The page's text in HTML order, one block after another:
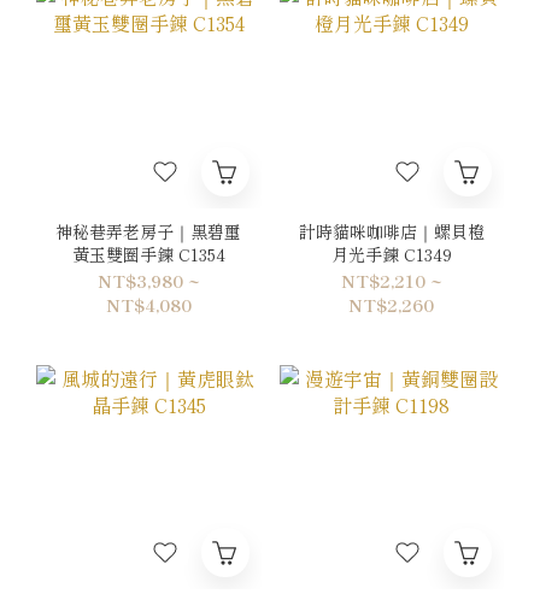
神秘巷弄老房子｜黑碧璽
黃玉雙圈手鍊 C1354
NT$3,980 ~
NT$4,080
計時貓咪咖啡店｜螺貝橙
月光手鍊 C1349
NT$2,210 ~
NT$2,260